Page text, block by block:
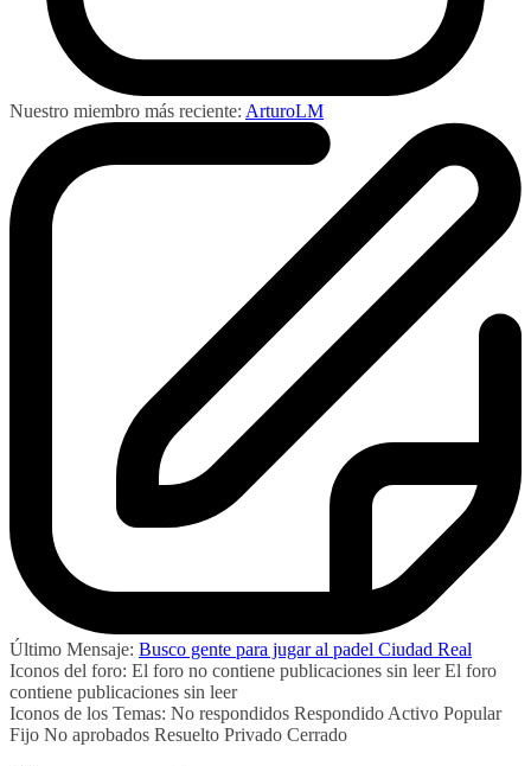
Nuestro miembro más reciente: ArturoLM
Último Mensaje: Busco gente para jugar al padel Ciudad Real
Iconos del foro: El foro no contiene publicaciones sin leer El foro
contiene publicaciones sin leer
Iconos de los Temas: No respondidos Respondido Activo Popular
Fijo No aprobados Resuelto Privado Cerrado